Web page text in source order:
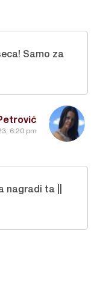
6:20 pm
Samo za
nagradi ta ||